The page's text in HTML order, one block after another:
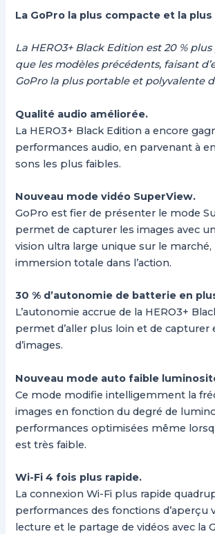
La GoPro la plus compacte et la
La HERO3+ Black Edition est 20 %
que les modèles précédents, faisant
GoPro la plus portable et polyvalente
Qualité audio améliorée.
La HERO3+ Black Edition a encore
performances audio, en parvenant à
sons les plus faibles.
Nouveau mode vidéo SuperView.
GoPro est fier de présenter le mode
permet de capturer les images avec
vision ultra large unique sur le
immersion totale dans l’action.
30 % d’autonomie de batterie en
L’autonomie accrue de la HERO3+
permet d’aller plus loin et de capturer
d’images.
Nouveau mode auto faible
Ce mode modifie intelligemment la
images en fonction du degré de
performances optimisées même
est très faible.
Wi-Fi 4 fois plus rapide.
La connexion Wi-Fi plus rapide
performances des fonctions d’aperçu
lecture et le partage de vidéos avec la